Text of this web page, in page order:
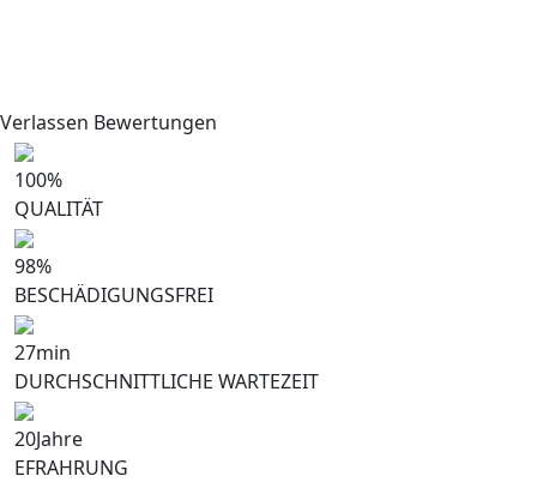
Verlassen Bewertungen
100%
QUALITÄT
98%
BESCHÄDIGUNGSFREI
27min
DURCHSCHNITTLICHE WARTEZEIT
20Jahre
EFRAHRUNG